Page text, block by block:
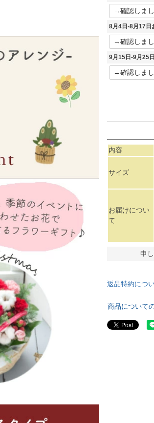
8月4日-8月17日
9月15日-9月25
内容
サイズ
お届けについ
て
申
返品特約につ
商品について